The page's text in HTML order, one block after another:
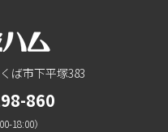
ば市下平塚383
860
18:00）